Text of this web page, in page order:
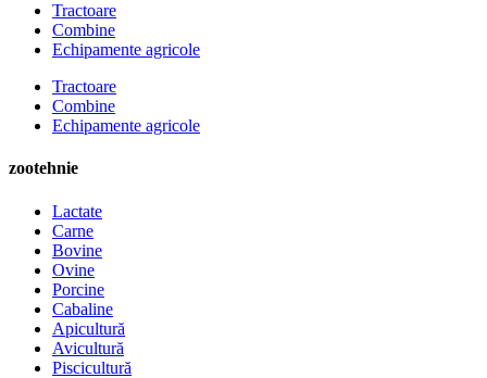
Tractoare
Combine
Echipamente agricole
Tractoare
Combine
Echipamente agricole
zootehnie
Lactate
Carne
Bovine
Ovine
Porcine
Cabaline
Apicultură
Avicultură
Piscicultură